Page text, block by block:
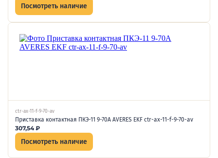
Посмотреть наличие
ctr-ax-11-f-9-70-av
Приставка контактная ПКЭ-11 9-70А AVERES EKF ctr-ax-11-f-9-70-av
307,54₽
Посмотреть наличие